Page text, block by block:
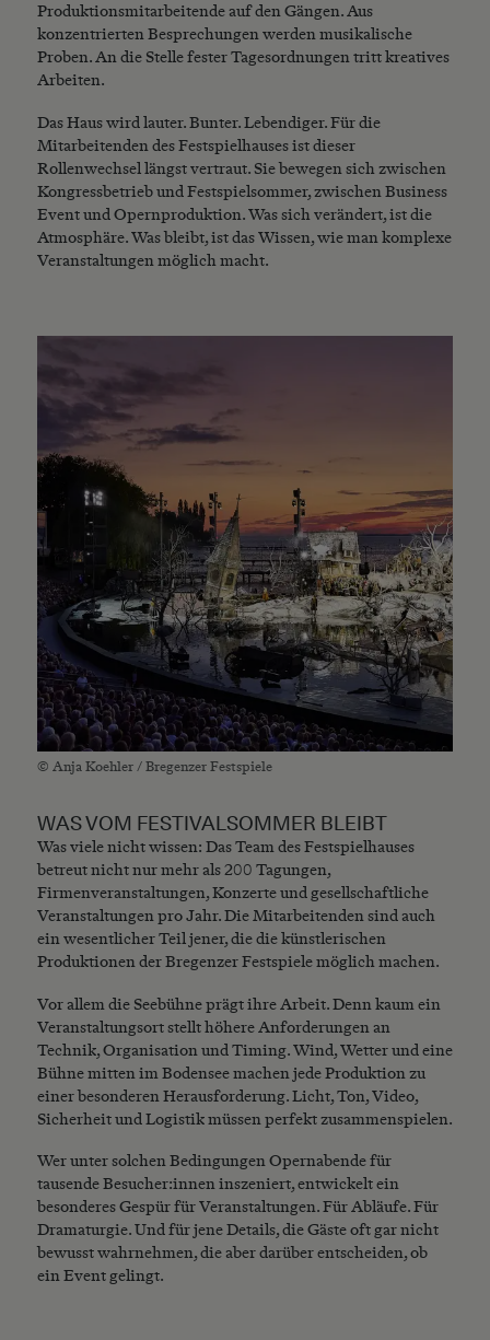
Produktionsmitarbeitende auf den Gängen. Aus
konzentrierten Besprechungen werden musikalische
Proben. An die Stelle fester Tagesordnungen tritt kreatives
Arbeiten.
Das Haus wird lauter. Bunter. Lebendiger. Für die
Mitarbeitenden des Festspielhauses ist dieser
Rollenwechsel längst vertraut. Sie bewegen sich zwischen
Kongressbetrieb und Festspielsommer, zwischen Business
Event und Opernproduktion. Was sich verändert, ist die
Atmosphäre. Was bleibt, ist das Wissen, wie man komplexe
Veranstaltungen möglich macht.
© Anja Koehler / Bregenzer Festspiele
WAS VOM FESTIVALSOMMER BLEIBT
Was viele nicht wissen: Das Team des Festspielhauses
betreut nicht nur mehr als 200 Tagungen,
Firmenveranstaltungen, Konzerte und gesellschaftliche
Veranstaltungen pro Jahr. Die Mitarbeitenden sind auch
ein wesentlicher Teil jener, die die künstlerischen
Produktionen der Bregenzer Festspiele möglich machen.
Vor allem die Seebühne prägt ihre Arbeit. Denn kaum ein
Veranstaltungsort stellt höhere Anforderungen an
Technik, Organisation und Timing. Wind, Wetter und eine
Bühne mitten im Bodensee machen jede Produktion zu
einer besonderen Herausforderung. Licht, Ton, Video,
Sicherheit und Logistik müssen perfekt zusammenspielen.
Wer unter solchen Bedingungen Opernabende für
tausende Besucher:innen inszeniert, entwickelt ein
besonderes Gespür für Veranstaltungen. Für Abläufe. Für
Dramaturgie. Und für jene Details, die Gäste oft gar nicht
bewusst wahrnehmen, die aber darüber entscheiden, ob
ein Event gelingt.